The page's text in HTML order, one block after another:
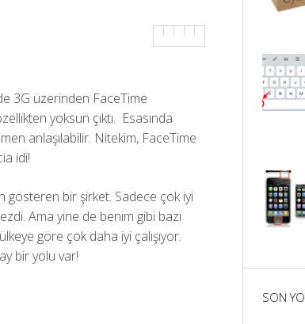
3G üzerinden FaceTime
yoksun çıktı. Esasında
anlaşılabilir. Nitekim, FaceTime
idi!
gösteren bir şirket. Sadece çok iyi
Ama yine de benim gibi bazı
göre çok daha iyi çalışıyor.
bir yolu var!
SON